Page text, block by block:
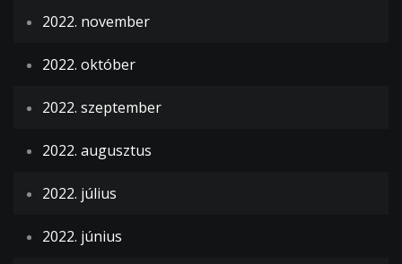
2022. november
2022. október
2022. szeptember
2022. augusztus
2022. július
2022. június